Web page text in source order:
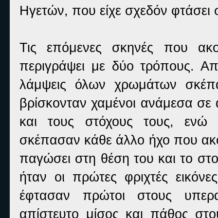
Ηγετών, που είχε σχεδόν
Τις επόμενες σκηνές που
περιγράψει με δύο τρόπους.
λάμψεις όλων χρωμάτων
βρίσκονταν χαμένοι ανάμεσα
και τους στόχους τους, ενώ
σκέπασαν κάθε άλλο ήχο που
παγώσει στη θέση του και το
ήταν οι πρώτες φριχτές
έφτασαν πρώτοι στους
απίστευτο μίσος και πάθος